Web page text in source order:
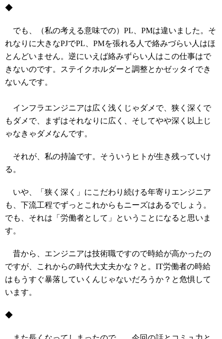
◆
でも、（私の考える意味での）PL、PMは違いました。そ
れなりに大きなPJでPL、PMを張れる人で絡みづらい人はほ
とんどいません。逆にいえば絡みずらい人はこの仕事はで
きないのです。ステイクホルダーと調整とかゼッタイでき
ないんです。
インフラエンジニアは広く浅くじゃダメで、狭く深くで
もダメで、まずはそれなりに広く、そしてやや深く以上じ
ゃなきゃダメなんです。
それが、私の持論です。そういうヒトが生き残っていけ
る。
いや、「狭く深く」にこだわり続ける年寄りエンジニア
も、下流工程でずっとこれからもニーズはあるでしょう。
でも、それは「労働者として」ということになると思いま
す。
昔から、エンジニアは技術職ですので時給が高かったの
ですが、これからの時代大丈夫かな？と。IT労働者の時給
はもうすぐ暴落していくんじゃないだろうか？と危惧して
います。
◆